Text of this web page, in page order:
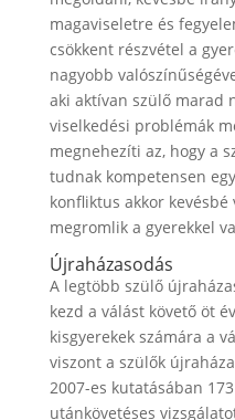
magaviseletre és
csökkent részvétel a
nagyobb
aki aktívan szülő marad
viselkedési problémák
megnehezíti az, hogy a
tudnak kompetensen
konfliktus akkor
megromlik a gyerekkel
Újraházasodás
A legtöbb szülő
kezd a válást követő öt
kisgyerekek számára a
viszont a szülők
2007-es kutatásában
utánkövetéses